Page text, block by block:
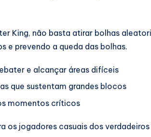
King, não basta atirar bolhas
e prevendo a queda das bolhas.
e alcançar áreas difíceis
que sustentam grandes blocos
momentos críticos
os jogadores casuais dos